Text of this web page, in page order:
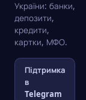
України: банки,
депозити,
кредити,
картки, МФО.
Підтримка
в
Telegram